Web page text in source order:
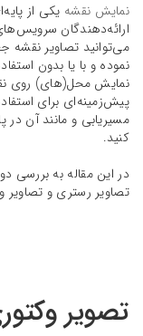
نمایش نقشه یکی از
ارائه‌دهندگان
می‌توانید تصاویر نقشه
نموده و با یا بدون
نمایش محل(های) روی
پیش‌زمینه‌ای برای
مسیریابی و مانند آن در
کنید.
در این مقاله به بررسی
تصاویر رستری و تصاویر
تصویر